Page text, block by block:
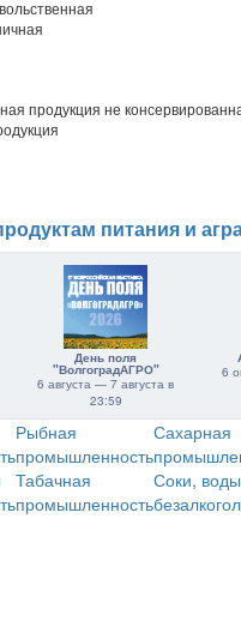
продукция не
питания и
День поля
"ВолгоградАГРО"
6 августа — 7 августа в
23:59
6
Рыбная
промышленность
Сахарная
Табачная
промышленность
Соки,